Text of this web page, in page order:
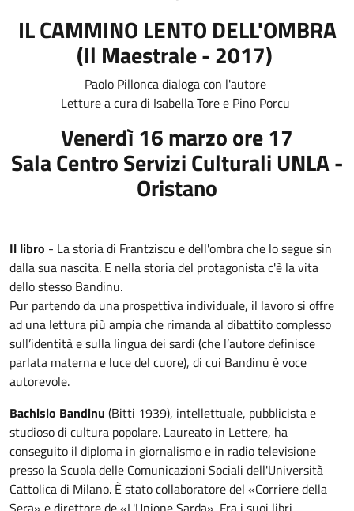
IL CAMMINO LENTO DELL'OMBRA
(Il Maestrale - 2017)
Paolo Pillonca dialoga con l'autore
Letture a cura di Isabella Tore e Pino Porcu
Venerdì 16 marzo ore 17
Sala Centro Servizi Culturali UNLA -
Oristano
Il libro - La storia di Frantziscu e dell'ombra che lo segue sin
dalla sua nascita. E nella storia del protagonista c'è la vita
dello stesso Bandinu.
Pur partendo da una prospettiva individuale, il lavoro si offre
ad una lettura più ampia che rimanda al dibattito complesso
sull’identità e sulla lingua dei sardi (che l’autore definisce
parlata materna e luce del cuore), di cui Bandinu è voce
autorevole.
Bachisio Bandinu (Bitti 1939), intellettuale, pubblicista e
studioso di cultura popolare. Laureato in Lettere, ha
conseguito il diploma in giornalismo e in radio televisione
presso la Scuola delle Comunicazioni Sociali dell'Università
Cattolica di Milano. È stato collaboratore del «Corriere della